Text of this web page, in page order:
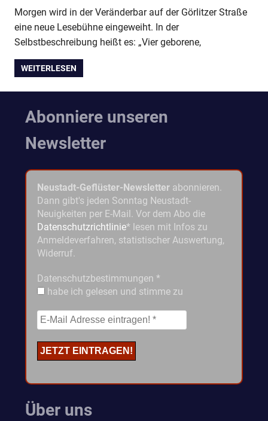
Morgen wird in der Veränderbar auf der Görlitzer Straße
eine neue Lesebühne eingeweiht. In der
Selbstbeschreibung heißt es: „Vier geborene,
WEITERLESEN
Abonniere unseren
Newsletter
Neustadt-Geflüster-Newsletter abonnieren.
Dann gibt's jeden Sonntag Neustadt-
Neuigkeiten per E-Mail. Vor dem Abo die
Datenschutzrichtlinie* lesen mit Infos zu
Anmeldeverfahren, statistischer Auswertung,
Widerruf.
Datenschutzbestimmungen *
habe ich gelesen und stimme zu
Über uns